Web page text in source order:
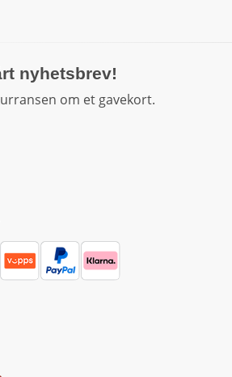
nyhetsbrev!
om et gavekort.